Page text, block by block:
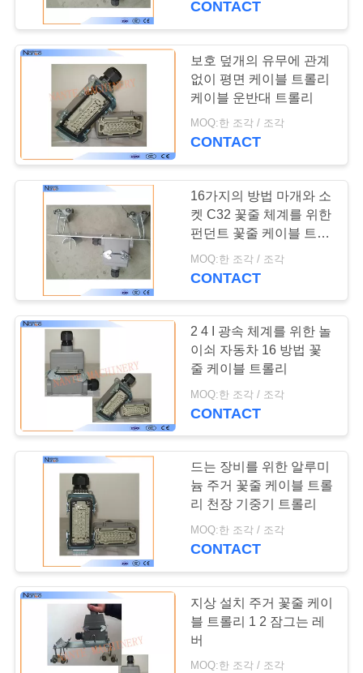
이
PRIVACY
POLICY
CONTACT
보호 덮개의 유무에 관계
없이 평면 케이블 트롤리
케이블 운반대 트롤리
MOQ:한 조각 / 조각
CONTACT
16가지의 방법 마개와 소
켓 C32 꽃줄 체계를 위한
펀던트 꽃줄 케이블 트롤
리
MOQ:한 조각 / 조각
CONTACT
2 4 I 광속 체계를 위한 놀
이쇠 자동차 16 방법 꽃
줄 케이블 트롤리
MOQ:한 조각 / 조각
CONTACT
드는 장비를 위한 알루미
늄 주거 꽃줄 케이블 트롤
리 천장 기중기 트롤리
MOQ:한 조각 / 조각
CONTACT
지상 설치 주거 꽃줄 케이
블 트롤리 1 2 잠그는 레
버
MOQ:한 조각 / 조각